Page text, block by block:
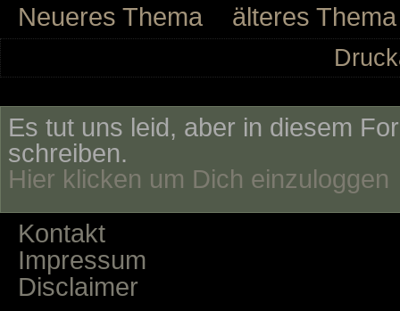
Neueres Thema älteres Thema
Es tut uns leid, aber in diesem
schreiben.
Hier klicken um Dich einzuloggen
Kontakt
Impressum
Disclaimer